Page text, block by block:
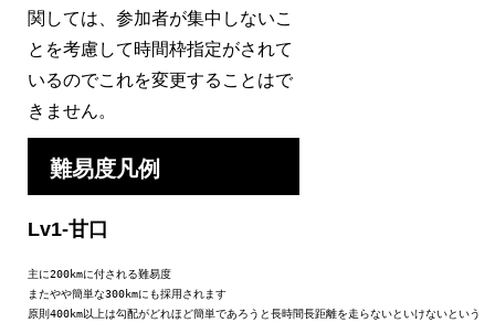
関しては、参加者が集中しないこ
とを考慮して時間枠指定がされて
いるのでこれを変更することはで
きません。
難易度凡例
Lv1-甘口
主に200kmに付される難易度
またやや簡単な300kmにも採用されます
原則400km以上は勾配がどれほど簡単であろうと長時間長距離を走らないといけないという